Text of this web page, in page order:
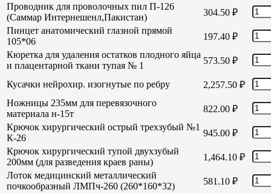
Проводник для проволочных пил П-126
(Саммар Интернешенл,Пакистан)
304.50 ₽
Пинцет анатомический глазной прямой
105*06
197.40 ₽
Кюретка для удаления остатков плодного яйца
и плацентарной ткани тупая № 1
573.50 ₽
Кусачки нейрохир. изогнутые по ребру 2,257.50 ₽
Ножницы 235мм для перевязочного
материала н-15т
822.00 ₽
Крючок хирургический острый трехзубый №1
К-26
945.00 ₽
Крючок хирургический тупой двухзубый
200мм (для разведения краев раны)
1,464.10 ₽
Лоток медицинский металлический
почкообразный ЛМПч-260 (260*160*32)
581.10 ₽